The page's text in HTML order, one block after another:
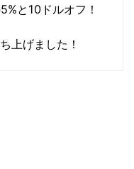
と10ドルオフ！
上げました！